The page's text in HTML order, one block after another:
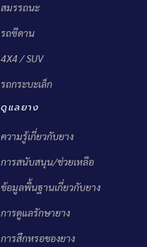
สมรรถนะ
รถซีดาน
4X4 / SUV
รถกระบะเล็ก
ดูแลยาง
ความรู้เกี่ยวกับยาง
การสนับสนุน/ช่วยเหลือ
ข้อมูลพื้นฐานเกี่ยวกับยาง
การดูแลรักษายาง
การสึกหรอของยาง